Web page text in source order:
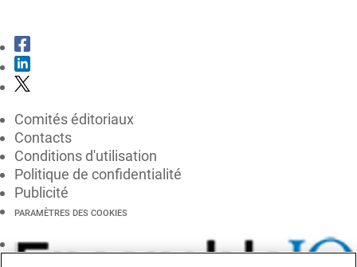
Comités éditoriaux
Contacts
Conditions d'utilisation
Politique de confidentialité
Publicité
PARAMÈTRES DES COOKIES